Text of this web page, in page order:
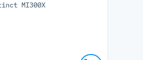
MI300X